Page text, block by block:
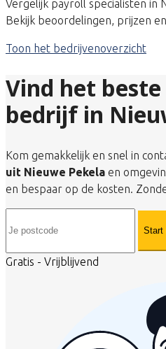
Vergelijk payroll specialisten in
Bekijk beoordelingen, prijzen
Toon het bedrijvenoverzicht
Vind het
bedrijf in
Kom gemakkelijk en snel in
uit Nieuwe Pekela en
en bespaar op de kosten.
Start
Gratis - Vrijblijvend